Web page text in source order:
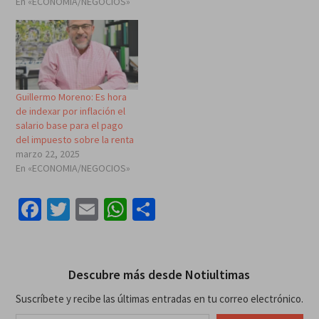
Guillermo Moreno: Es hora
de indexar por inflación el
salario base para el pago
del impuesto sobre la renta
marzo 22, 2025
En «ECONOMIA/NEGOCIOS»
Facebook
Twitter
EmailWhatsApp
Compartir
Descubre más desde Notiultimas
Suscríbete y recibe las últimas entradas en tu correo electrónico.